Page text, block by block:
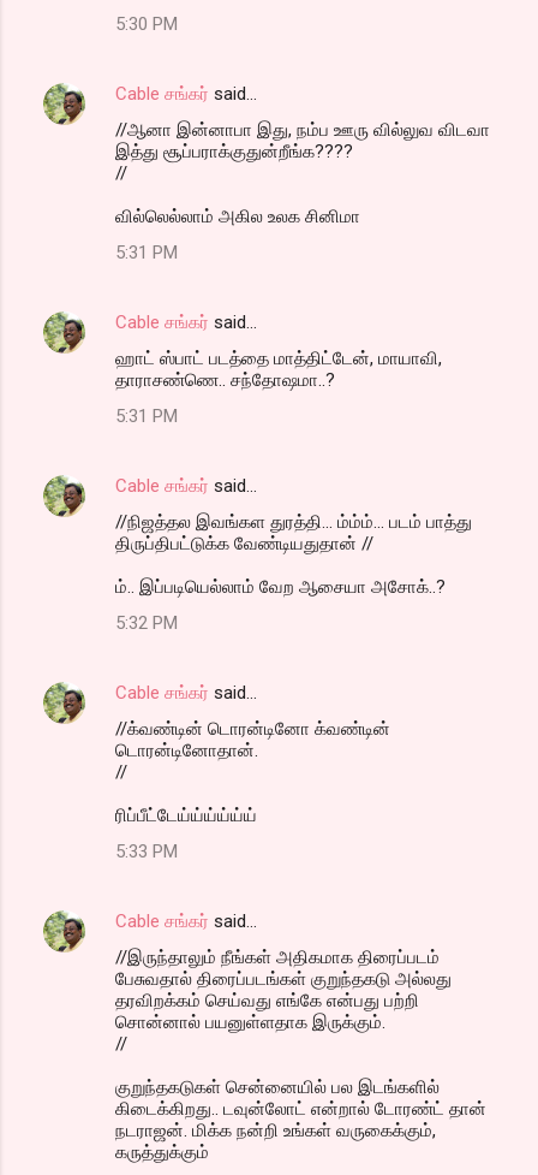
5:30 PM
Cable சங்கர் said…
//ஆனா இன்னாபா இது, நம்ப ஊரு வில்லுவ விடவா
இத்து சூப்பராக்குதுன்றீங்க????
//
வில்லெல்லாம் அகில உலக சினிமா
5:31 PM
Cable சங்கர் said…
ஹாட் ஸ்பாட் படத்தை மாத்திட்டேன், மாயாவி,
தாராசண்ணெ.. சந்தோஷமா..?
5:31 PM
Cable சங்கர் said…
//நிஜத்தல இவங்கள துரத்தி... ம்ம்ம்... படம் பாத்து
திருப்திபட்டுக்க வேண்டியதுதான் //
ம்.. இப்படியெல்லாம் வேற ஆசையா அசோக்..?
5:32 PM
Cable சங்கர் said…
//க்வண்டின் டொரன்டினோ க்வண்டின்
டொரன்டினோதான்.
//
ரிப்பீட்டேய்ய்ய்ய்ய்ய்
5:33 PM
Cable சங்கர் said…
//இருந்தாலும் நீங்கள் அதிகமாக திரைப்படம்
பேசுவதால் திரைப்படங்கள் குறுந்தகடு அல்லது
தரவிறக்கம் செய்வது எங்கே என்பது பற்றி
சொன்னால் பயனுள்ளதாக இருக்கும்.
//
குறுந்தகடுகள் சென்னையில் பல இடங்களில்
கிடைக்கிறது.. டவுன்லோட் என்றால் டோரண்ட் தான்
நடராஜன். மிக்க நன்றி உங்கள் வருகைக்கும்,
கருத்துக்கும்